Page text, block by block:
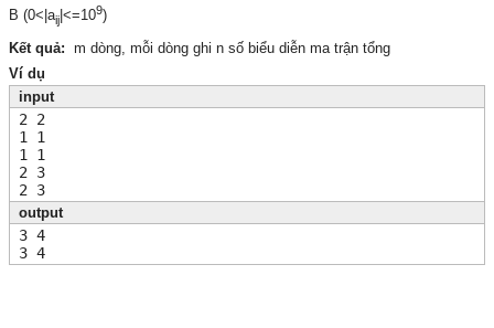
B (0<|aij |<=109)
Kết quả: m dòng, mỗi dòng ghi n số biểu diễn ma trận tổng
Ví dụ
input
2 2
1 1
1 1
2 3
2 3
output
3 4
3 4